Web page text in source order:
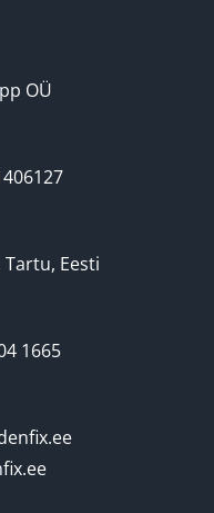
OÜ
Tartu, Eesti
1665